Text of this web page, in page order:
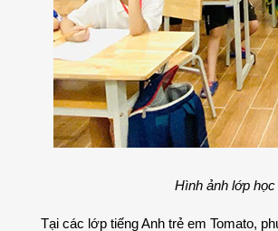
Hình ảnh lớp
Tại các lớp tiếng Anh trẻ em Tomato,